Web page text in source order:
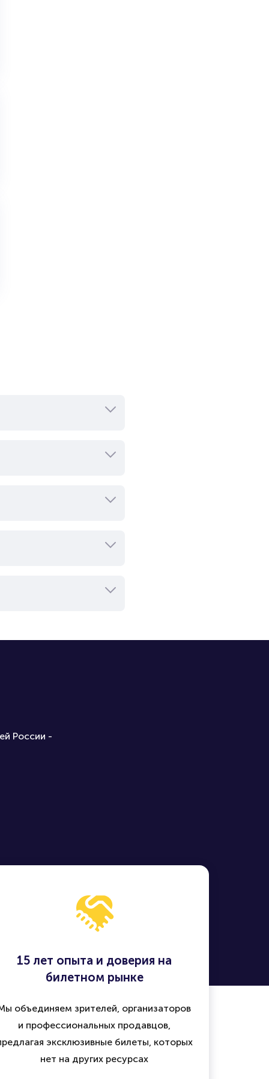
России -
15 лет опыта и доверия на
билетном рынке
объединяем зрителей, организаторов
и профессиональных продавцов,
эксклюзивные билеты, которых
нет на других ресурсах